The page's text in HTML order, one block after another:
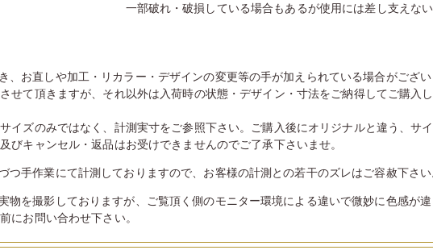
一部破れ・破損している場合もあるが使用には差し支えな
、お直しや加工・リカラー・デザインの変更等の手が加えられている場合がござ
せて頂きますが、それ以外は入荷時の状態・デザイン・寸法をご納得してご購入
イズのみではなく、計測実寸をご参照下さい。ご購入後にオリジナルと違う、サ
びキャンセル・返品はお受けできませんのでご了承下さいませ。
つ手作業にて計測しておりますので、お客様の計測との若干のズレはご容赦下さい
物を撮影しておりますが、ご覧頂く側のモニター環境による違いで微妙に色感が
にお問い合わせ下さい。